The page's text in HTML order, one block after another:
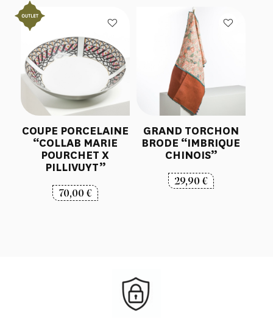
COUPE PORCELAINE
“COLLAB MARIE
POURCHET X
PILLIVUYT”
70,00€
GRAND TORCHON
BRODE “IMBRIQUE
CHINOIS”
29,90€